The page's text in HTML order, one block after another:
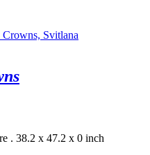
. 38.2 x 47.2 x 0 inch